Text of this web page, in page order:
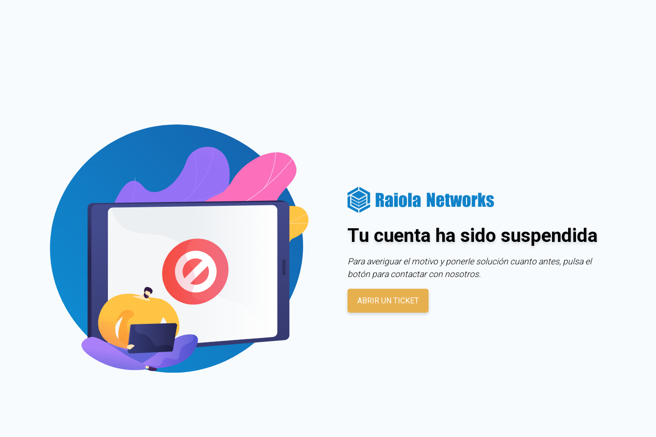
Tu cuenta ha sido suspendida
Para averiguar el motivo y ponerle solución cuanto antes, pulsa el
botón para contactar con nosotros.
ABRIR UN TICKET